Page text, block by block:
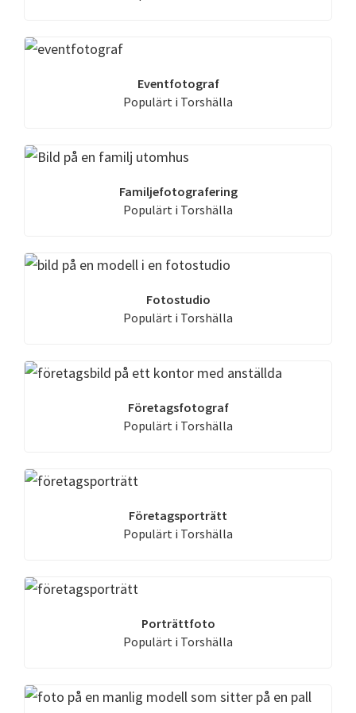
Eventfotograf
Populärt i Torshälla
Familjefotografering
Populärt i Torshälla
Fotostudio
Populärt i Torshälla
Företagsfotograf
Populärt i Torshälla
Företagsporträtt
Populärt i Torshälla
Porträttfoto
Populärt i Torshälla